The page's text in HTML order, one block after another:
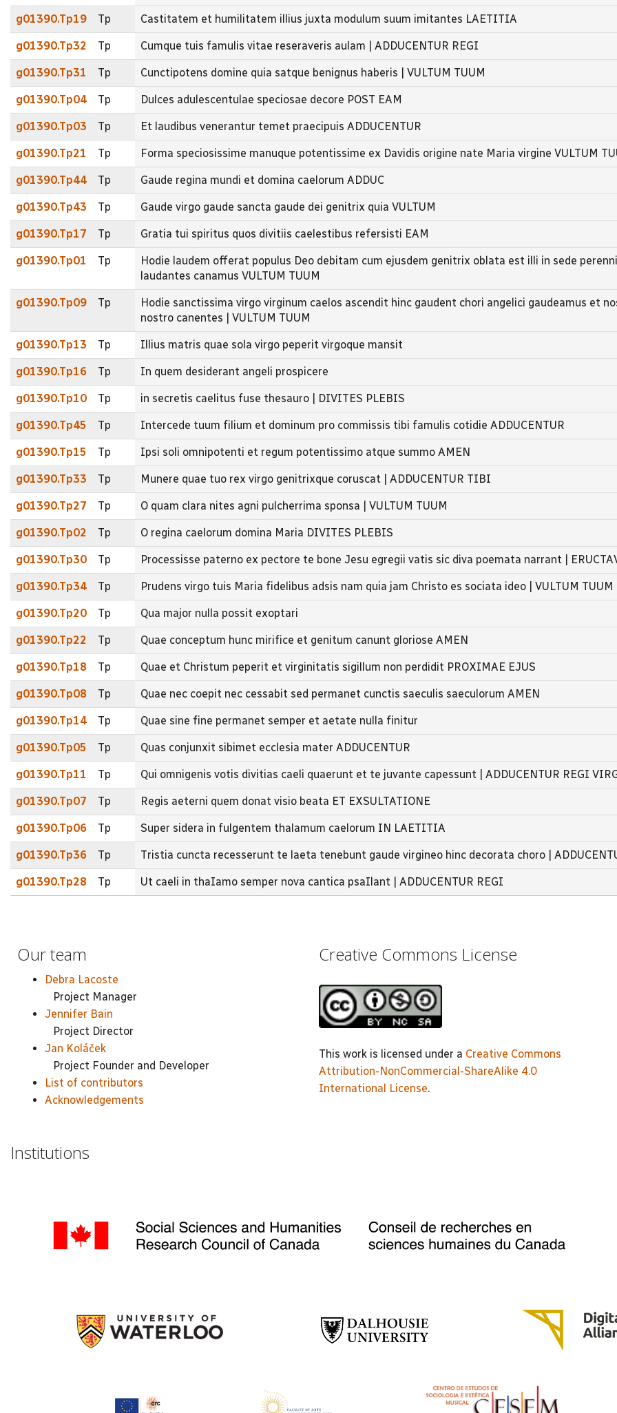
g01390.Tp19 Tp Castitatem et humilitatem illius juxta modulum suum imitantes LAETITIA
g01390.Tp32 Tp Cumque tuis famulis vitae reseraveris aulam | ADDUCENTUR REGI
g01390.Tp31 Tp Cunctipotens domine quia satque benignus haberis | VULTUM TUUM
g01390.Tp04 Tp Dulces adulescentulae speciosae decore POST EAM
g01390.Tp03 Tp Et laudibus venerantur temet praecipuis ADDUCENTUR
g01390.Tp21 Tp Forma speciosissime manuque potentissime ex Davidis origine nate Maria virgine VULTUM
g01390.Tp44 Tp Gaude regina mundi et domina caelorum ADDUC
g01390.Tp43 Tp Gaude virgo gaude sancta gaude dei genitrix quia VULTUM
g01390.Tp17 Tp Gratia tui spiritus quos divitiis caelestibus refersisti EAM
g01390.Tp01 Tp
Hodie laudem offerat populus Deo debitam cum ejusdem genitrix oblata est illi in sede
laudantes canamus VULTUM TUUM
g01390.Tp09 Tp
Hodie sanctissima virgo virginum caelos ascendit hinc gaudent chori angelici gaudeamus et
nostro canentes | VULTUM TUUM
g01390.Tp13 Tp Illius matris quae sola virgo peperit virgoque mansit
g01390.Tp16 Tp In quem desiderant angeli prospicere
g01390.Tp10 Tp in secretis caelitus fuse thesauro | DIVITES PLEBIS
g01390.Tp45 Tp Intercede tuum filium et dominum pro commissis tibi famulis cotidie ADDUCENTUR
g01390.Tp15 Tp Ipsi soli omnipotenti et regum potentissimo atque summo AMEN
g01390.Tp33 Tp Munere quae tuo rex virgo genitrixque coruscat | ADDUCENTUR TIBI
g01390.Tp27 Tp O quam clara nites agni pulcherrima sponsa | VULTUM TUUM
g01390.Tp02 Tp O regina caelorum domina Maria DIVITES PLEBIS
g01390.Tp30 Tp Processisse paterno ex pectore te bone Jesu egregii vatis sic diva poemata narrant |
g01390.Tp34 Tp Prudens virgo tuis Maria fidelibus adsis nam quia jam Christo es sociata ideo | VULTUM TUUM
g01390.Tp20 Tp Qua major nulla possit exoptari
g01390.Tp22 Tp Quae conceptum hunc mirifice et genitum canunt gloriose AMEN
g01390.Tp18 Tp Quae et Christum peperit et virginitatis sigillum non perdidit PROXIMAE EJUS
g01390.Tp08 Tp Quae nec coepit nec cessabit sed permanet cunctis saeculis saeculorum AMEN
g01390.Tp14 Tp Quae sine fine permanet semper et aetate nulla finitur
g01390.Tp05 Tp Quas conjunxit sibimet ecclesia mater ADDUCENTUR
g01390.Tp11 Tp Qui omnigenis votis divitias caeli quaerunt et te juvante capessunt | ADDUCENTUR REGI
g01390.Tp07 Tp Regis aeterni quem donat visio beata ET EXSULTATIONE
g01390.Tp06 Tp Super sidera in fulgentem thalamum caelorum IN LAETITIA
g01390.Tp36 Tp Tristia cuncta recesserunt te laeta tenebunt gaude virgineo hinc decorata choro |
g01390.Tp28 Tp Ut caeli in thaIamo semper nova cantica psaIlant | ADDUCENTUR REGI
Our team
Debra Lacoste
Project Manager
Jennifer Bain
Project Director
Jan Koláček
Project Founder and Developer
List of contributors
Acknowledgements
Creative Commons License
This work is licensed under a Creative Commons
Attribution-NonCommercial-ShareAlike 4.0
International License.
Institutions